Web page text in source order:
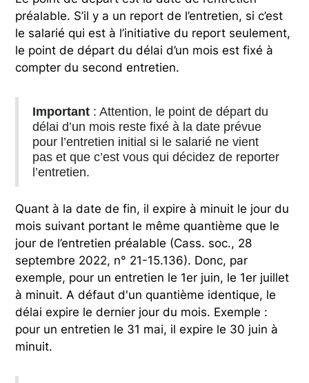
préalable. S’il y a un report de l’entretien, si c’est
le salarié qui est à l’initiative du report seulement,
le point de départ du délai d’un mois est fixé à
compter du second entretien.
Important : Attention, le point de départ du
délai d’un mois reste fixé à la date prévue
pour l’entretien initial si le salarié ne vient
pas et que c’est vous qui décidez de reporter
l’entretien.
Quant à la date de fin, il expire à minuit le jour du
mois suivant portant le même quantième que le
jour de l’entretien préalable (Cass. soc., 28
septembre 2022, n° 21-15.136). Donc, par
exemple, pour un entretien le 1er juin, le 1er juillet
à minuit. A défaut d'un quantième identique, le
délai expire le dernier jour du mois. Exemple :
pour un entretien le 31 mai, il expire le 30 juin à
minuit.